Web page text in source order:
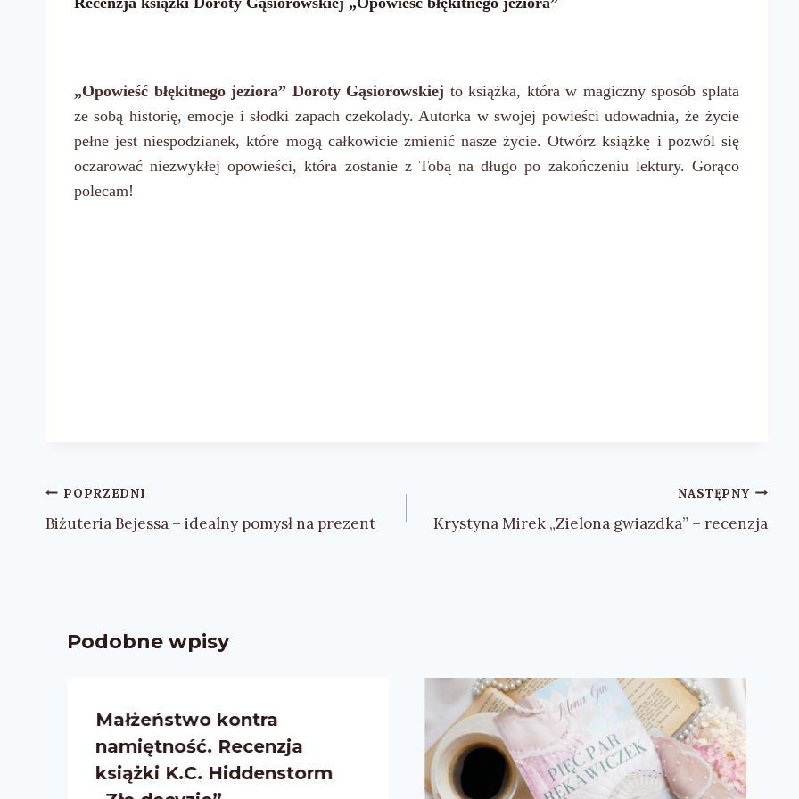
„Opowieść błękitnego jeziora” Doroty Gąsiorowskiej to książka, która w magiczny sposób splata
ze sobą historię, emocje i słodki zapach czekolady. Autorka w swojej powieści udowadnia, że życie
pełne jest niespodzianek, które mogą całkowicie zmienić nasze życie. Otwórz książkę i pozwól się
oczarować niezwykłej opowieści, która zostanie z Tobą na długo po zakończeniu lektury. Gorąco
polecam!
Nawigacja
wpisu
POPRZEDNI
Biżuteria Bejessa – idealny pomysł na prezent
NASTĘPNY
Krystyna Mirek „Zielona gwiazdka” – recenzja
Podobne wpisy
Małżeństwo kontra
namiętność. Recenzja
książki K.C. Hiddenstorm